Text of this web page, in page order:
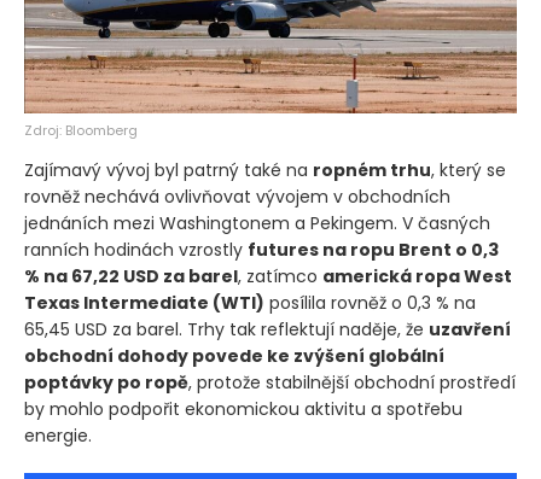
Zdroj: Bloomberg
Zajímavý vývoj byl patrný také na ropném trhu, který se
rovněž nechává ovlivňovat vývojem v obchodních
jednáních mezi Washingtonem a Pekingem. V časných
ranních hodinách vzrostly futures na ropu Brent o 0,3
% na 67,22 USD za barel, zatímco americká ropa West
Texas Intermediate (WTI) posílila rovněž o 0,3 % na
65,45 USD za barel. Trhy tak reflektují naděje, že uzavření
obchodní dohody povede ke zvýšení globální
poptávky po ropě, protože stabilnější obchodní prostředí
by mohlo podpořit ekonomickou aktivitu a spotřebu
energie.